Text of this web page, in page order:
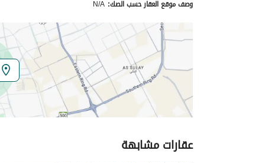
الموقع
المنطقة
منطقة الرياض
المدينة
الرياض
الحي
العليا
اسم الشارع
شارع الأمير سلطان بن
الرمز البريدي
وصف موقع العقار حسب الصك: N/A
عقارات مشابهة